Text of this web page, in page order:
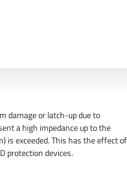
damage or latch-up due to
a high impedance up to the
is exceeded. This has the effect of
protection devices.